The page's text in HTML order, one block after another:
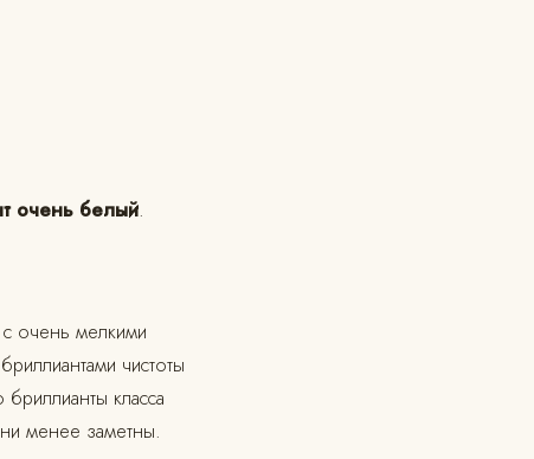
очень белый.
с очень мелкими
чистоты
класса
менее заметны.